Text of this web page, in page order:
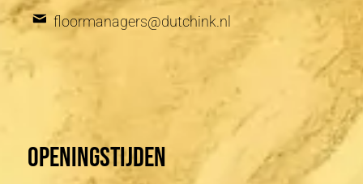
floormanagers@dutchink.nl
Openingstijden